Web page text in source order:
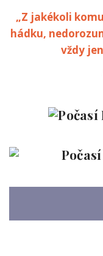
„Z jakékoli
hádku,
vždy